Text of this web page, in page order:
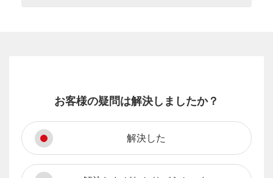
お客様の疑問は解決しましたか？
解決した